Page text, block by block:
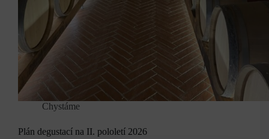
Chystáme
Plán degustací na II. pololetí 2026